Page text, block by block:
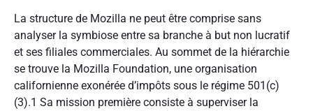
La structure de Mozilla ne peut être comprise sans
analyser la symbiose entre sa branche à but non lucratif
et ses filiales commerciales. Au sommet de la hiérarchie
se trouve la Mozilla Foundation, une organisation
californienne exonérée d’impôts sous le régime 501(c)
(3).1 Sa mission première consiste à superviser la